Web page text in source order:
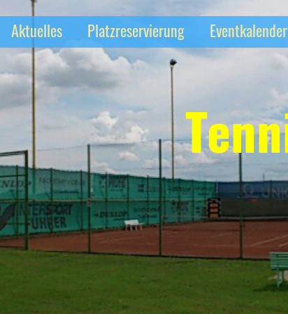
Aktuelles Platzreservierung Eventkalender